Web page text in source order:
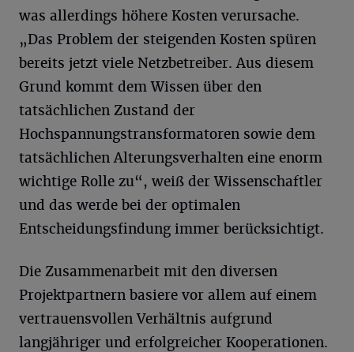
was allerdings höhere Kosten verursache.
„Das Problem der steigenden Kosten spüren
bereits jetzt viele Netzbetreiber. Aus diesem
Grund kommt dem Wissen über den
tatsächlichen Zustand der
Hochspannungstransformatoren sowie dem
tatsächlichen Alterungsverhalten eine enorm
wichtige Rolle zu“, weiß der Wissenschaftler
und das werde bei der optimalen
Entscheidungsfindung immer berücksichtigt.
Die Zusammenarbeit mit den diversen
Projektpartnern basiere vor allem auf einem
vertrauensvollen Verhältnis aufgrund
langjähriger und erfolgreicher Kooperationen.